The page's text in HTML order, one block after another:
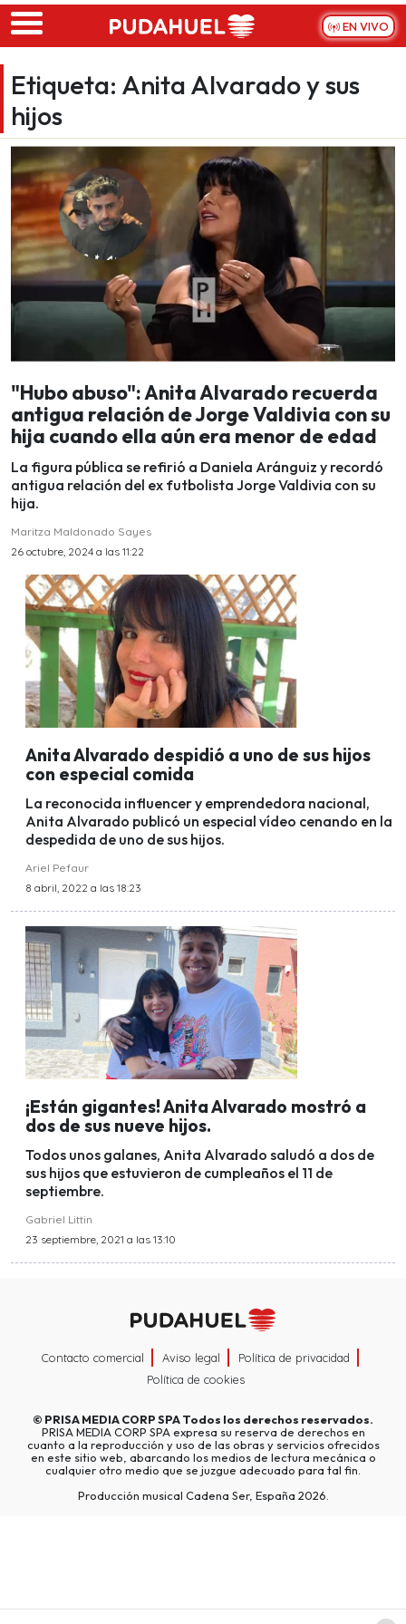
Skip to main content
EN VIVO
Etiqueta: Anita Alvarado y sus
hijos
"Hubo abuso": Anita Alvarado recuerda
antigua relación de Jorge Valdivia con su
hija cuando ella aún era menor de edad
La figura pública se refirió a Daniela Aránguiz y recordó
antigua relación del ex futbolista Jorge Valdivia con su
hija.
Maritza Maldonado Sayes
26 octubre, 2024 a las 11:22
Anita Alvarado despidió a uno de sus hijos
con especial comida
La reconocida influencer y emprendedora nacional,
Anita Alvarado publicó un especial vídeo cenando en la
despedida de uno de sus hijos.
Ariel Pefaur
8 abril, 2022 a las 18:23
¡Están gigantes! Anita Alvarado mostró a
dos de sus nueve hijos.
Todos unos galanes, Anita Alvarado saludó a dos de
sus hijos que estuvieron de cumpleaños el 11 de
septiembre.
Gabriel Littin
23 septiembre, 2021 a las 13:10
Contacto comercial Aviso legal
Política de privacidad
Política de cookies
© PRISA MEDIA CORP SPATodos los derechos reservados.
PRISA MEDIA CORP SPA expresa su reserva de derechos en
cuanto a la reproducción y uso de las obras y servicios ofrecidos
en este sitio web, abarcando los medios de lectura mecánica o
cualquier otro medio que se juzgue adecuado para tal fin.
Producción musical Cadena Ser, España 2026.